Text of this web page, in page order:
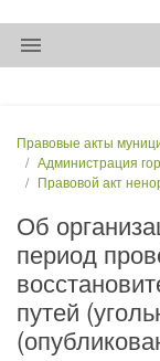
menu
Правовые акты
Администрация
Правовой акт
Об
период
путей